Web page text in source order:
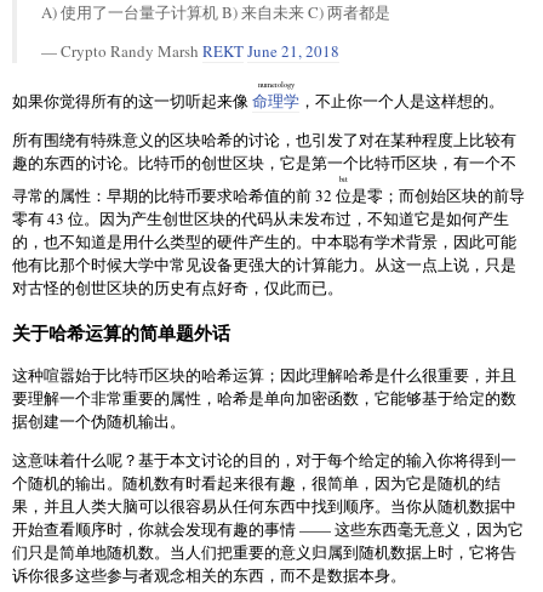
A) 使用了一台量子计算机 B) 来自未来 C) 两者都是
— Crypto Randy Marsh REKTJune 21, 2018
如果你觉得所有的这一切听起来像命理学
numerology
，不止你一个人是这样想的。
所有围绕有特殊意义的区块哈希的讨论，也引发了对在某种程度上比较有
趣的东西的讨论。比特币的创世区块，它是第一个比特币区块，有一个不
寻常的属性：早期的比特币要求哈希值的前 32 位
bit
是零；而创始区块的前导
零有 43 位。因为产生创世区块的代码从未发布过，不知道它是如何产生
的，也不知道是用什么类型的硬件产生的。中本聪有学术背景，因此可能
他有比那个时候大学中常见设备更强大的计算能力。从这一点上说，只是
对古怪的创世区块的历史有点好奇，仅此而已。
关于哈希运算的简单题外话
这种喧嚣始于比特币区块的哈希运算；因此理解哈希是什么很重要，并且
要理解一个非常重要的属性，哈希是单向加密函数，它能够基于给定的数
据创建一个伪随机输出。
这意味着什么呢？基于本文讨论的目的，对于每个给定的输入你将得到一
个随机的输出。随机数有时看起来很有趣，很简单，因为它是随机的结
果，并且人类大脑可以很容易从任何东西中找到顺序。当你从随机数据中
开始查看顺序时，你就会发现有趣的事情 —— 这些东西毫无意义，因为它
们只是简单地随机数。当人们把重要的意义归属到随机数据上时，它将告
诉你很多这些参与者观念相关的东西，而不是数据本身。